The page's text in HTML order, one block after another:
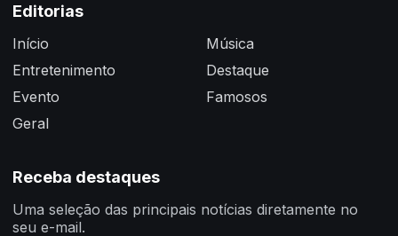
Editorias
Início
Entretenimento
Evento
Geral
Música
Destaque
Famosos
Receba destaques
Uma seleção das principais notícias diretamente no
seu e-mail.